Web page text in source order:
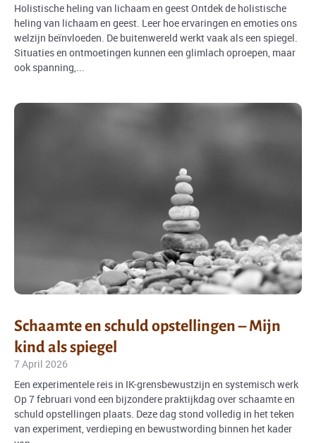
Holistische heling van lichaam en geest Ontdek de holistische
heling van lichaam en geest. Leer hoe ervaringen en emoties ons
welzijn beïnvloeden. De buitenwereld werkt vaak als een spiegel.
Situaties en ontmoetingen kunnen een glimlach oproepen, maar
ook spanning,...
Schaamte en schuld opstellingen – Mijn
kind als spiegel
7 April 2026
Een experimentele reis in IK-grensbewustzijn en systemisch werk
Op 7 februari vond een bijzondere praktijkdag over schaamte en
schuld opstellingen plaats. Deze dag stond volledig in het teken
van experiment, verdieping en bewustwording binnen het kader